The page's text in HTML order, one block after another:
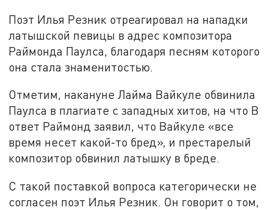
Поэт Илья Резник отреагировал на нападки
латышской певицы в адрес композитора
Раймонда Паулса, благодаря песням которого
она стала знаменитостью.
Отметим, накануне Лайма Вайкуле обвинила
Паулса в плагиате с западных хитов, на что В
ответ Раймонд заявил, что Вайкуле «все
время несет какой-то бред», и престарелый
композитор обвинил латышку в бреде.
С такой поставкой вопроса категорически не
согласен поэт Илья Резник. Он говорит о том,